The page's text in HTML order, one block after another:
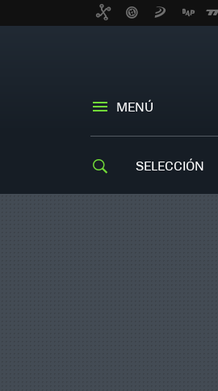
MENÚ
SELECCIÓN